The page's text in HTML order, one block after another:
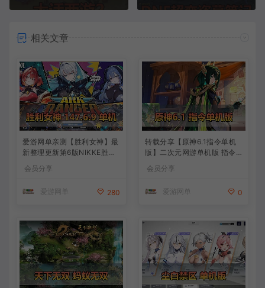
相关文章
爱游网单亲测【胜利女神】最
新整理更新第6版NIKKE胜利
版本官服GM可无限抽卡全剧
学
会员分享
爱游网单 280
转载分享【原神6.1指令单机
版】二次元网游单机版 指令
背包 抽卡 商店 MOD 未亲测
会员分享
爱游网单 0